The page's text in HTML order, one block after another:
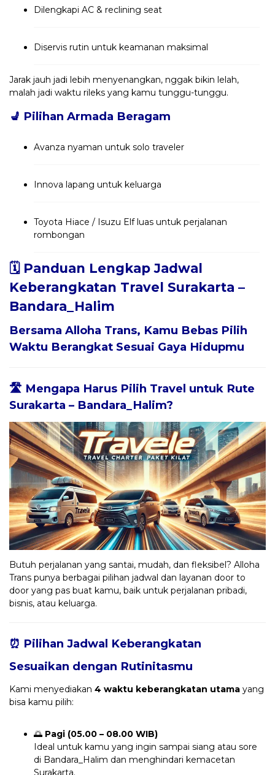
Dilengkapi AC & reclining seat
Diservis rutin untuk keamanan maksimal
Jarak jauh jadi lebih menyenangkan, nggak bikin lelah,
malah jadi waktu rileks yang kamu tunggu-tunggu.
💺 Pilihan Armada Beragam
Avanza nyaman untuk solo traveler
Innova lapang untuk keluarga
Toyota Hiace / Isuzu Elf luas untuk perjalanan
rombongan
🗓️ Panduan Lengkap Jadwal
Keberangkatan Travel Surakarta –
Bandara_Halim
Bersama Alloha Trans, Kamu Bebas Pilih
Waktu Berangkat Sesuai Gaya Hidupmu
🛣️ Mengapa Harus Pilih Travel untuk Rute
Surakarta – Bandara_Halim?
Butuh perjalanan yang santai, mudah, dan fleksibel? Alloha
Trans punya berbagai pilihan jadwal dan layanan door to
door yang pas buat kamu, baik untuk perjalanan pribadi,
bisnis, atau keluarga.
⏰ Pilihan Jadwal Keberangkatan
Sesuaikan dengan Rutinitasmu
Kami menyediakan 4 waktu keberangkatan utama yang
bisa kamu pilih:
🌅 Pagi (05.00 – 08.00 WIB)
Ideal untuk kamu yang ingin sampai siang atau sore
di Bandara_Halim dan menghindari kemacetan
Surakarta.